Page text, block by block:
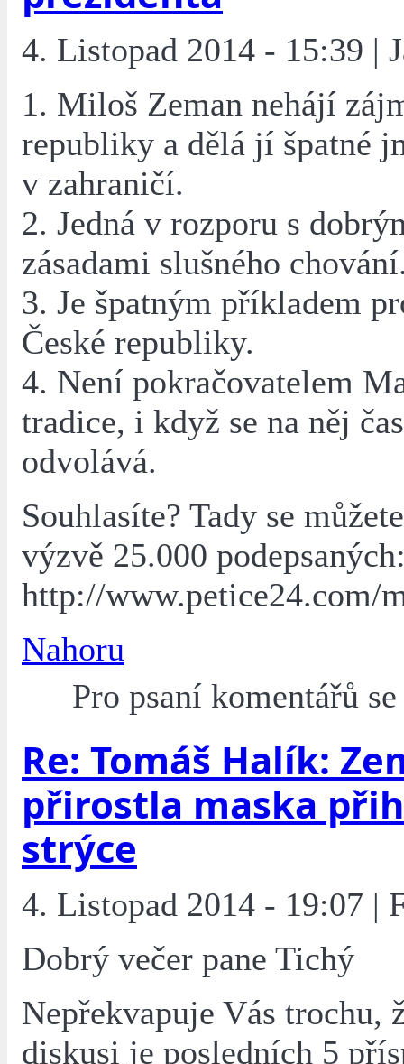
4. Listopad 2014 - 15:39 |
1. Miloš Zeman nehájí
republiky a dělá jí špatné
v zahraničí.
2. Jedná v rozporu s
zásadami slušného
3. Je špatným příkladem
České republiky.
4. Není pokračovatelem
tradice, i když se na něj
odvolává.
Souhlasíte? Tady se
výzvě 25.000
http://www.petice24.com/
Nahoru
Pro psaní komentářů
Re: Tomáš Halík:
přirostla maska
strýce
4. Listopad 2014 - 19:07 |
Dobrý večer pane Tichý
Nepřekvapuje Vás trochu,
diskusi je posledních 5